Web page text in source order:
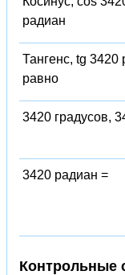
радиан
Тангенс, tg 3420
равно
3420 градусов,
3420 радиан =
Контрольные